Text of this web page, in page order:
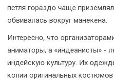
петля гораздо чаще
обвивалась вокруг манекена.
Интересно, что
аниматоры, а «индеанисты» -
индейскую культуру. Их
копии оригинальных